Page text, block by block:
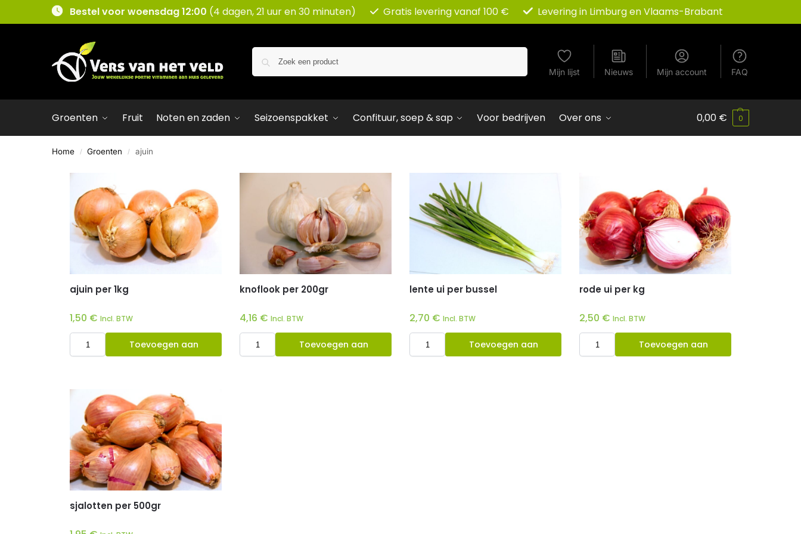
Bestel voor woensdag 12:00 (4 dagen, 21 uur en 30 minuten) Gratis levering vanaf 100 € Levering in Limburg en Vlaams-Brabant
Mijn lijst Nieuws Mijn account FAQ
Groenten Fruit Noten en zaden Seizoenspakket Confituur, soep & sap Voor bedrijven Over ons 0,00 € 0
Home / Groenten / ajuin
ajuin per 1kg
1,50 € Incl. BTW
Toevoegen aan
knoflook per 200gr
4,16 € Incl. BTW
Toevoegen aan
lente ui per bussel
2,70 € Incl. BTW
Toevoegen aan
rode ui per kg
2,50 € Incl. BTW
Toevoegen aan
sjalotten per 500gr